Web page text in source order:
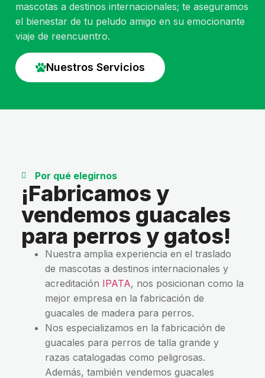
mascotas a destinos internacionales; te aseguramos
el bienestar de tu peludo amigo en su emocionante
viaje de reencuentro.
Nuestros Servicios
Por qué elegirnos
¡Fabricamos y
vendemos guacales
para perros y gatos!
Nuestra amplia experiencia en el traslado
de mascotas a destinos internacionales y
acreditación IPATA, nos posicionan como la
mejor empresa en la fabricación de
guacales de madera para perros.
Nos especializamos en la fabricación de
guacales para perros de talla grande y
razas catalogadas como peligrosas.
Además, también vendemos guacales